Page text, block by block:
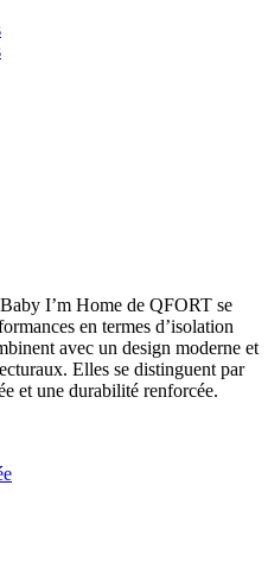
I’m Home de QFORT se
en termes d’isolation
avec un design moderne et
Elles se distinguent par
et une durabilité renforcée.